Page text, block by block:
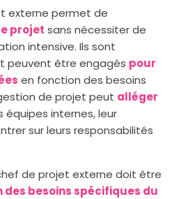
externe permet de
projet sans nécessiter de
intensive. Ils sont
peuvent être engagés pour
en fonction des besoins
de projet peut alléger
équipes internes, leur
sur leurs responsabilités
de projet externe doit être
des besoins spécifiques du